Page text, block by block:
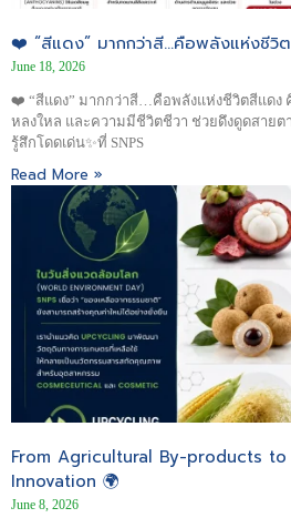
❤️ “สีแดง” มากกว่าสี…คือพลังแห่งชีวิต
June 18, 2026
❤️ “สีแดง” มากกว่าสี…คือพลังแห่งชีวิตสีแดง
หลงใหล และความมีชีวิตชีวา ช่วยดึงดูดสาย
รู้สึกโดดเด่น✨ที่ SNPS
Read More »
From Agricultural By-products
Innovation 🌍
June 8, 2026